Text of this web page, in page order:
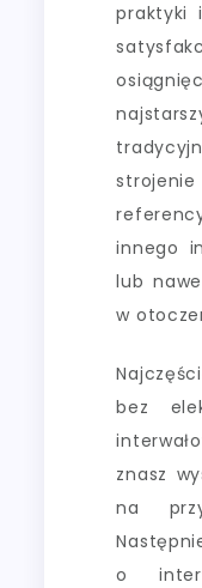
praktyki
innego
lub
w
bez
znasz
na
o